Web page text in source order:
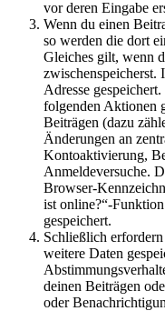
vor deren Eingabe
Wenn du einen
so werden die dort
Gleiches gilt, wenn
zwischenspeicherst.
Adresse
folgenden Aktionen
Beiträgen (dazu
Änderungen an
Kontoaktivierung,
Anmeldeversuche.
Browser-
ist online?“-
gespeichert.
Schließlich
weitere Daten
deinen Beiträgen
oder